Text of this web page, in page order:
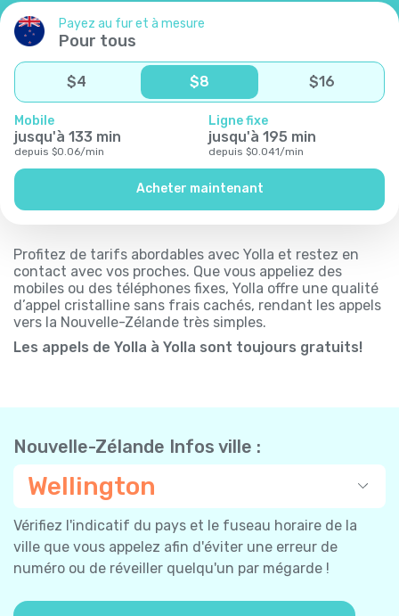
Payez au fur et à mesure
Pour tous
$4 $8 $16
Mobile
jusqu'à 133 min
depuis $0.06/min
Ligne fixe
jusqu'à 195 min
depuis $0.041/min
Acheter maintenant
Profitez de tarifs abordables avec Yolla et restez en
contact avec vos proches. Que vous appeliez des
mobiles ou des téléphones fixes, Yolla offre une qualité
d’appel cristalline sans frais cachés, rendant les appels
vers la Nouvelle-Zélande très simples.
Les appels de Yolla à Yolla sont toujours gratuits!
Nouvelle-Zélande Infos ville :
Wellington
Vérifiez l'indicatif du pays et le fuseau horaire de la
ville que vous appelez afin d'éviter une erreur de
numéro ou de réveiller quelqu'un par mégarde !